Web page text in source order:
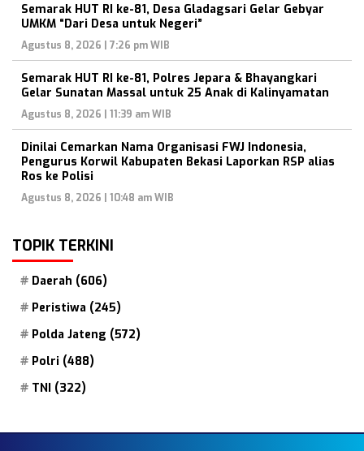
Semarak HUT RI ke-81, Desa Gladagsari Gelar Gebyar
UMKM “Dari Desa untuk Negeri”
Agustus 8, 2026 | 7:26 pm WIB
Semarak HUT RI ke-81, Polres Jepara & Bhayangkari
Gelar Sunatan Massal untuk 25 Anak di Kalinyamatan
Agustus 8, 2026 | 11:39 am WIB
Dinilai Cemarkan Nama Organisasi FWJ Indonesia,
Pengurus Korwil Kabupaten Bekasi Laporkan RSP alias
Ros ke Polisi
Agustus 8, 2026 | 10:48 am WIB
TOPIK TERKINI
Daerah (606)
Peristiwa (245)
Polda Jateng (572)
Polri (488)
TNI (322)